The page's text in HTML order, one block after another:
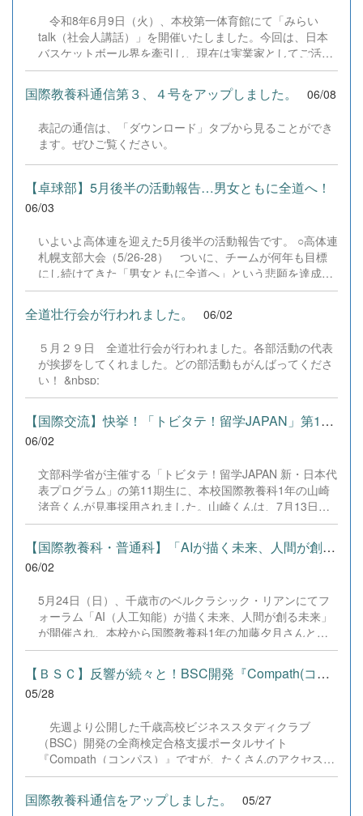
て行われます！引き続き応援よろしくお願いします！
令和8年6月9日（火）、本校第一体育館にて「みらい
talk（社会人講話）」を開催いたしました。今回は、日本
バスケットボール界を牽引し、現在は実業家としてご活躍
されている株式会社レバンガ北海道 代表取締役社長の折茂
武彦 様をお招きし、「北海道と未来のために ～選手とし
て、経営者として～」と題してご講演いただきました。
人生を切り拓くための「情熱・覚悟・継続」「準備・意
識・習慣」の大切さについて熱いメッセージをいただきま
した。特に、自らの可能性を広げるために「行動・継続・
挑戦し続けること」、そして「最後は気合と根性が必要」
という力強いお言葉が印象的でした。 受講した生徒から
は、 「悩む時間は無駄。失敗を引きずらずポジティブに切
と思った」「進路に迷っていたが、1%でも可能性があるな
ら自分のやりたい道へ挑戦する勇気をもらった」 といった
声が寄せられ、部活動や将来の選択に向けた大きな刺激と
なったようです。 お忙しい中ご講演いただいた折茂様、
そしてご来場いただきました保護者の皆様に心より厚く御
国際教養科通信第３、４号をアップしました。 06/08
表記の通信は、「ダウンロード」タブから見ることができ
ます。ぜひご覧ください。
【卓球部】5月後半の活動報告…男女ともに全道へ！
06/03
いよいよ高体連を迎えた5月後半の活動報告です。 ○高体連
札幌支部大会（5/26-28） ついに、チームが何年も目標
にし続けてきた「男女ともに全道へ」という悲願を達成し
ました！ ☆学校対抗（団体戦）男子：3回戦で第7シードの
札幌北陵高校に競り勝ち、ベスト8で全道代表権を獲得！
女子：第4シードとして堂々のベスト4入り！準決勝では第
しい戦いを見せてくれました。 ☆個人戦シングルス男子：
吉田（ベスト16）女子： 富士本（ベスト32・代表決定戦
を制す）見事、シングルスでも2名が全道への切符を掴み
取りました！ ダブルスでの悔しい敗戦もありましたが、ベ
ンチメンバーも、客席からの応援も、全員が「チーム千
高」として一つになって戦い抜いた、最高の3日間でし
を送ってくださった保護者のみなさま、卒業生のみなさ
ん、本当にありがとうございました！次なる舞台は6月16
日〜19日、岩見沢市で行われる全道大会。札幌支部の代表
として、一つでも多く勝利を重ねられるよう、さらに強く
８） 2回戦 ...
全道壮行会が行われました。 06/02
５月２９日 全道壮行会が行われました。各部活動の代表
が挨拶をしてくれました。どの部活動もがんばってくださ
い！ &nbsp;
【国際交流】快挙！「トビタテ！留学JAPAN」第11期生に山崎渚音く...
06/02
文部科学省が主催する「トビタテ！留学JAPAN 新・日本代
表プログラム」の第11期生に、本校国際教養科1年の山崎
渚音くんが見事採用されました。山崎くんは、7月13日か
ら8月15日までの約1ヶ月間、ニュージーランドのティマル
市へ渡航します。全国から優秀な学生が集う極めて高い倍
率の中、自身の熱い想いを込めた自主企画が評価されての
選出です。 中学時代から地域の国際交流活動に携わってき
るティマル市との交流を再活性化させたいと一念発起。現
地のオピヒ高校で日本文化を紹介するだけでなく、得意の
プログラミングを活かした「esports大会」を自ら企画・開
催し、帰国後には両都市をオンラインで繋ぐ大規模な対戦
イベントの実施を目指します。 日本のアンバサダーとして
世界へ羽ばたく生徒の誕生を、教員として大変誇らしく思
います。激変する国際情勢や円安という逆境の中でも、志
に求められる力です。山崎くんの挑戦が、校内の多くの仲
間たちに勇気と刺激を与えてくれることを確信していま
す。
【国際教養科・普通科】「AIが描く未来、人間が創る未来」フォー...
06/02
5月24日（日）、千歳市のベルクラシック・リアンにてフ
ォーラム「AI（人工知能）が描く未来、人間が創る未来」
が開催され、本校から国際教養科1年の加藤夕月さんと普
通科の佐々木諒大くんが参加しました。第一線で活躍する
専門家の講演に続き、両名はパネルディスカッションに登
壇し、一般の参加者や専門家を前に高校生としての意見を
堂々と発信しました。 日常的にAIを活用している加藤さん
への懸念」や「AI音声への違和感」など、技術との適切な
距離感について自身の見解を提示。フォーラムを通じて、
最初の「ひらめき」と最終的な「決定」という、人間にし
かできない役割や人間らしい感性の重要性を深く学んだ様
子でした。 入学直後の1年生が学外の先進的な学びの場へ
自ら飛び込み、社会課題に対して主体的に思考を深める姿
【ＢＳＣ】反響が続々と！BSC開発『Compath(コンパス)』
05/28
先週より公開した千歳高校ビジネススタディクラブ
（BSC）開発の全商検定合格支援ポータルサイト
『Compath（コンパス）』ですが、たくさんのアクセスが
ありありがとうございます。また、二次元バーコード送付
先の学校様より少しずつアンケートが届いており、部員の
励みになっております。本当にありがとうございます。
国際教養科通信をアップしました。 05/27